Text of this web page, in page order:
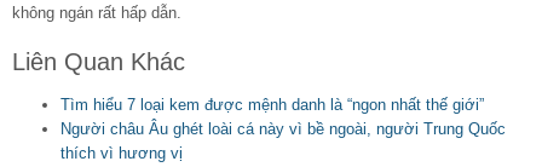
không ngán rất hấp dẫn.
Liên Quan Khác
Tìm hiểu 7 loại kem được mệnh danh là “ngon nhất thế giới”
Người châu Âu ghét loài cá này vì bề ngoài, người Trung Quốc
thích vì hương vị